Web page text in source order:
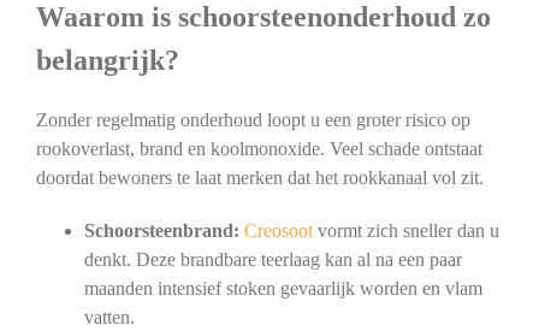
Waarom is schoorsteenonderhoud zo
belangrijk?
Zonder regelmatig onderhoud loopt u een groter risico op
rookoverlast, brand en koolmonoxide. Veel schade ontstaat
doordat bewoners te laat merken dat het rookkanaal vol zit.
Schoorsteenbrand: Creosootvormt zich sneller dan u
denkt. Deze brandbare teerlaag kan al na een paar
maanden intensief stoken gevaarlijk worden en vlam
vatten.